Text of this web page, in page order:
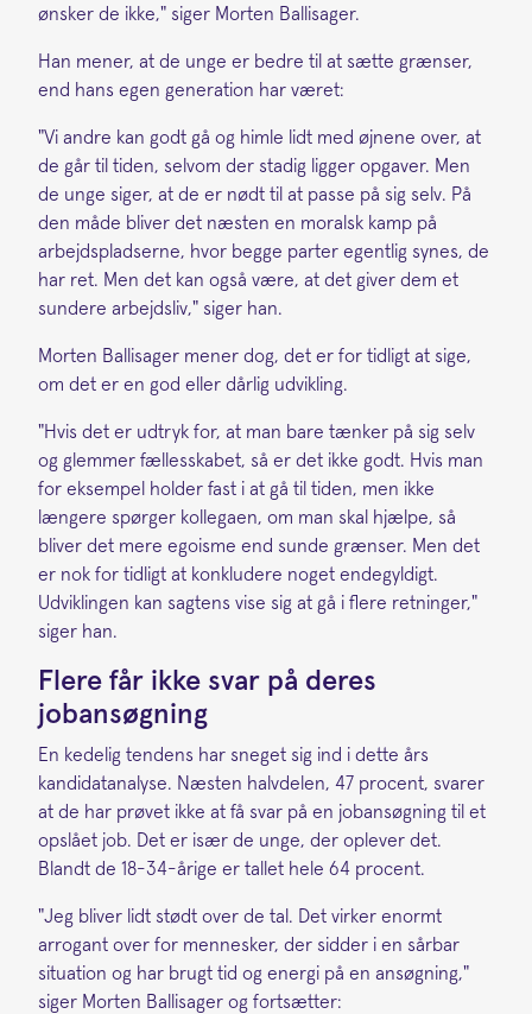
ønsker de ikke," siger Morten Ballisager.
Han mener, at de unge er bedre til at sætte grænser,
end hans egen generation har været:
"Vi andre kan godt gå og himle lidt med øjnene over, at
de går til tiden, selvom der stadig ligger opgaver. Men
de unge siger, at de er nødt til at passe på sig selv. På
den måde bliver det næsten en moralsk kamp på
arbejdspladserne, hvor begge parter egentlig synes, de
har ret. Men det kan også være, at det giver dem et
sundere arbejdsliv," siger han.
Morten Ballisager mener dog, det er for tidligt at sige,
om det er en god eller dårlig udvikling.
"Hvis det er udtryk for, at man bare tænker på sig selv
og glemmer fællesskabet, så er det ikke godt. Hvis man
for eksempel holder fast i at gå til tiden, men ikke
længere spørger kollegaen, om man skal hjælpe, så
bliver det mere egoisme end sunde grænser. Men det
er nok for tidligt at konkludere noget endegyldigt.
Udviklingen kan sagtens vise sig at gå i flere retninger,"
siger han.
Flere får ikke svar på deres
jobansøgning
En kedelig tendens har sneget sig ind i dette års
kandidatanalyse. Næsten halvdelen, 47 procent, svarer
at de har prøvet ikke at få svar på en jobansøgning til et
opslået job. Det er især de unge, der oplever det.
Blandt de 18-34-årige er tallet hele 64 procent.
"Jeg bliver lidt stødt over de tal. Det virker enormt
arrogant over for mennesker, der sidder i en sårbar
situation og har brugt tid og energi på en ansøgning,"
siger Morten Ballisager og fortsætter: